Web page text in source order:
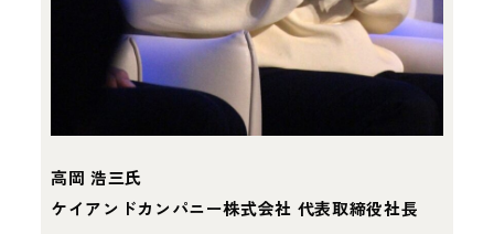
高岡 浩三氏
ケイアンドカンパニー株式会社 代表取締役社長